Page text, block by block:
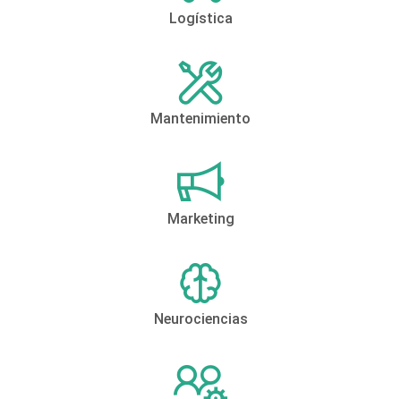
Logística
Mantenimiento
Marketing
Neurociencias